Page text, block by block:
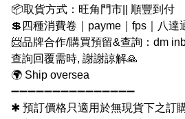
📦取貨方式：旺角門市|| 順豐到付
💲四種消費卷｜payme｜fps｜八達
📨品牌合作/購買預留&查詢：dm
查詢回覆需時, 謝謝諒解🙏
🌍 Ship oversea
➖➖➖➖➖➖➖➖➖➖➖➖➖➖➖
✱ 預訂價格只適用於無現貨下之訂